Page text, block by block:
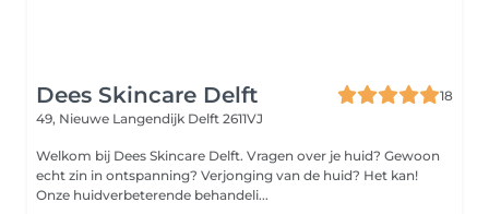
Dees Skincare Delft
18
49, Nieuwe Langendijk Delft 2611VJ
Welkom bij Dees Skincare Delft. Vragen over je huid? Gewoon
echt zin in ontspanning? Verjonging van de huid? Het kan!
Onze huidverbeterende behandeli...